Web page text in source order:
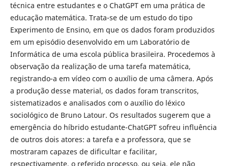
técnica entre estudantes e o ChatGPT em uma prática de
educação matemática. Trata-se de um estudo do tipo
Experimento de Ensino, em que os dados foram produzidos
em um episódio desenvolvido em um Laboratório de
Informática de uma escola pública brasileira. Procedemos à
observação da realização de uma tarefa matemática,
registrando-a em vídeo com o auxílio de uma câmera. Após
a produção desse material, os dados foram transcritos,
sistematizados e analisados com o auxílio do léxico
sociológico de Bruno Latour. Os resultados sugerem que a
emergência do híbrido estudante-ChatGPT sofreu influência
de outros dois atores: a tarefa e a professora, que se
mostraram capazes de dificultar e facilitar,
respectivamente, o referido processo, ou seja, ele não